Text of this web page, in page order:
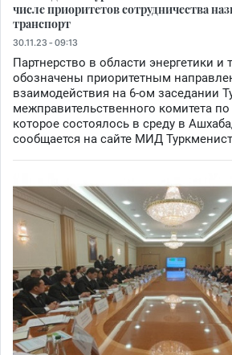
числе приоритетов сотрудничества
транспорт
30.11.23 - 09:13
Партнерство в области энергетики и
обозначены приоритетным
взаимодействия на 6-ом заседании
межправительственного комитета по
которое состоялось в среду в
сообщается на сайте МИД